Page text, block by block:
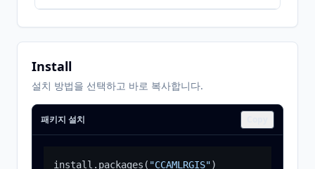
Install
설치 방법을 선택하고 바로 복사합니다.
패키지 설치
install.packages ( "CCAMLRGIS")